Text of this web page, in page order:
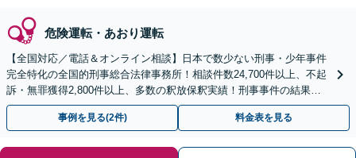
危険運転・あおり運転
【全国対応／電話＆オンライン相談】日本で数少ない刑事・少年事件
完全特化の全国的刑事総合法律事務所！相談件数24,700件以上、不起
訴・無罪獲得2,800件以上、多数の釈放保釈実績！刑事事件の結果は
弁護士の腕次第で変わります【初回相談無料】
事例を見る(2件) 料金表を見る